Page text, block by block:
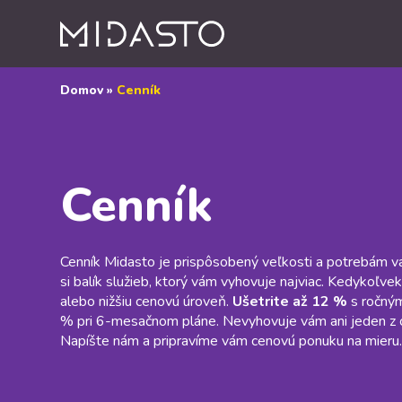
Domov » Cenník
Cenník
Cenník Midasto je prispôsobený veľkosti a potrebám
si balík služieb, ktorý vám vyhovuje najviac.
alebo nižšiu cenovú úroveň. Ušetrite až 12 % s
% pri 6-mesačnom pláne. Nevyhovuje vám ani jeden z
Napíšte nám a pripravíme vám cenovú ponuku na mieru.